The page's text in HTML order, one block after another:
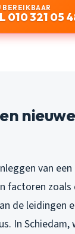
BEREIKBAAR
010 321 05
van
factoren
de leidingen
In Schiedam,